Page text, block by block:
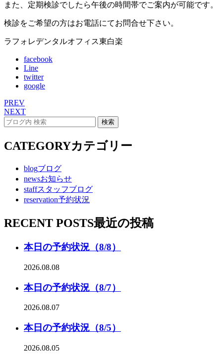
また、定期検診でしたら午後の時間帯でご案内が可能です。
検診をご希望の方はお電話にてお問合せ下さい。
ラフォレデンタルオフィス東白楽
facebook
Line
twitter
google
PREV
NEXT
CATEGORYカテゴリー
blogブログ
newsお知らせ
staffスタッフブログ
reservation予約状況
RECENT POSTS最近の投稿
本日の予約状況（8/8）
2026.08.08
本日の予約状況（8/7）
2026.08.07
本日の予約状況（8/5）
2026.08.05